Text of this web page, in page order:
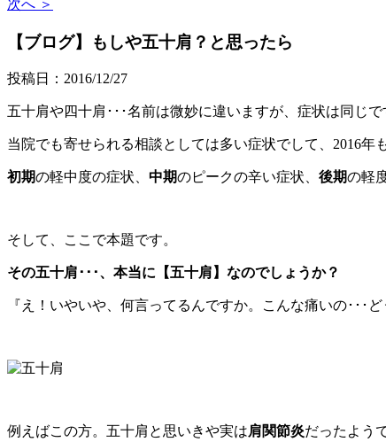
次へ ＞
【ブログ】もしや五十肩？と思ったら
投稿日：2016/12/27
五十肩や四十肩･･･名前は微妙に違いますが、症状は同じで
当院でも寄せられる相談としては多い症状でして、2016年
初期の軽中度の症状、 中期のピークの辛い症状、 後期の軽
そして、ここで本題です。
その五十肩･･･、本当に【五十肩】なのでしょうか？
『え！いやいや、何言ってるんですか。こんな痛いの･･･
例えばこの方。五十肩と思いきや実は肩関節炎だったよう